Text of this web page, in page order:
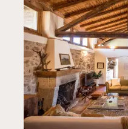
nueva)nueva)nueva)